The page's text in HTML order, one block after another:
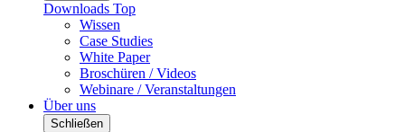
Downloads Top
Wissen
Case Studies
White Paper
Broschüren / Videos
Webinare / Veranstaltungen
Über uns
Schließen